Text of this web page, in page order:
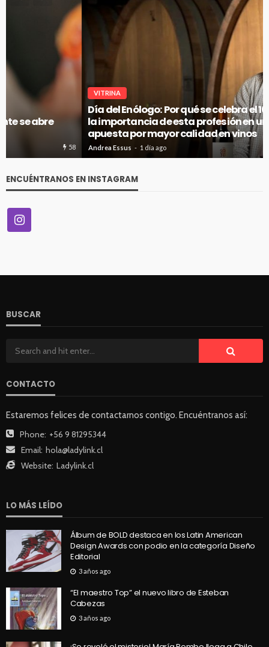
VITRINA
Día del Enólogo: Por qué se celebra el 10 de agosto y
la importancia de esta profesión en un Chile que
apuesta por mayor calidad en vinos
1 día ago 72
ENCUÉNTRANOS EN INSTAGRAM
BUSCAR
CONTACTO
Estaremos felices de contactarnos contigo. Encuéntranos así:
Phone: +56 9 81295344
Email: hola@ladylink.cl
Website: Ladylink.cl
LO MÁS LEÍDO
Álbum de BOLD destaca en los Latin American
Design Awards con podio en la categoría Diseño
Editorial
3 años ago
“El maestro Top” el nuevo libro de Esteban
Cabezas
3 años ago